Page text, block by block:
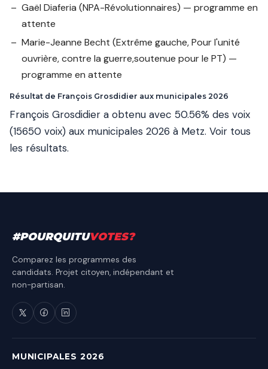
Gaël Diaferia (NPA-Révolutionnaires) — programme en
attente
Marie-Jeanne Becht (Extrême gauche, Pour l'unité
ouvrière, contre la guerre,soutenue pour le PT) —
programme en attente
Résultat de François Grosdidier aux municipales 2026
François Grosdidier a obtenu avec 50.56% des voix
(15650 voix) aux municipales 2026 à Metz. Voir tous
les résultats.
#POURQUITUVOTES?
Comparez les programmes des
candidats. Projet citoyen, indépendant et
non-partisan.
MUNICIPALES 2026